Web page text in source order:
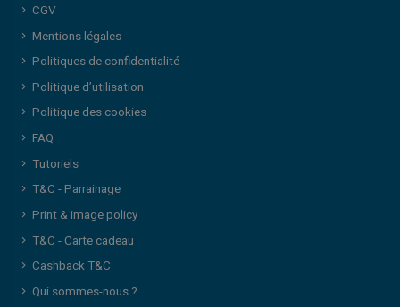
CGV
Mentions légales
Politiques de confidentialité
Politique d’utilisation
Politique des cookies
FAQ
Tutoriels
T&C - Parrainage
Print & image policy
T&C - Carte cadeau
Cashback T&C
Qui sommes-nous ?